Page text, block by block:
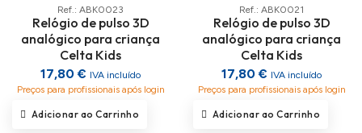
Ref.: ABK0023
Relógio de pulso 3D
analógico para criança
Celta Kids
17,80 € IVA incluído
Preços para profissionais após login
Adicionar ao Carrinho
Ref.: ABK0021
Relógio de pulso 3D
analógico para criança
Celta Kids
17,80 € IVA incluído
Preços para profissionais após login
Adicionar ao Carrinho